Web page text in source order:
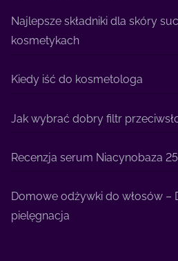
Najlepsze składniki dla skóry
kosmetykach
Kiedy iść do kosmetologa
Jak wybrać dobry filtr
Recenzja serum Niacynobaza
Domowe odżywki do włosów –
pielęgnacja